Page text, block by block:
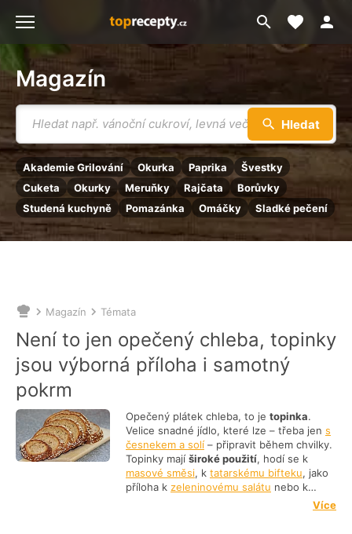
Magazín
Vyhledávání
Hledat
Akademie Grilování Okurka Paprika
Švestky
Cuketa
Okurky Meruňky Rajčata
Borůvky
Studená kuchyně
Pomazánka Omáčky Sladké pečení
Přejít
Moje
Nacházíte
se
zde:
Magazín Témata
Není to jen opečený chleba, topinky
jsou výborná příloha i samotný
pokrm
Opečený plátek chleba, to je topinka.
Velice snadné jídlo, které lze – třeba jen s
česnekem a solí – připravit během chvilky.
Topinky mají široké použití, hodí se k
masové směsi, k tatarskému bifteku, jako
příloha k zeleninovému salátu nebo k
Jak připravit
Více